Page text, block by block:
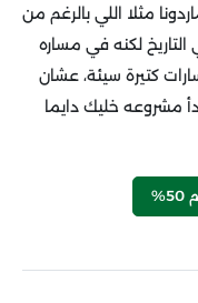
مثلا اللي بالرغم من
لكنه في مساره
كتيرة سيئة، عشان
مشروعه خليك دايما